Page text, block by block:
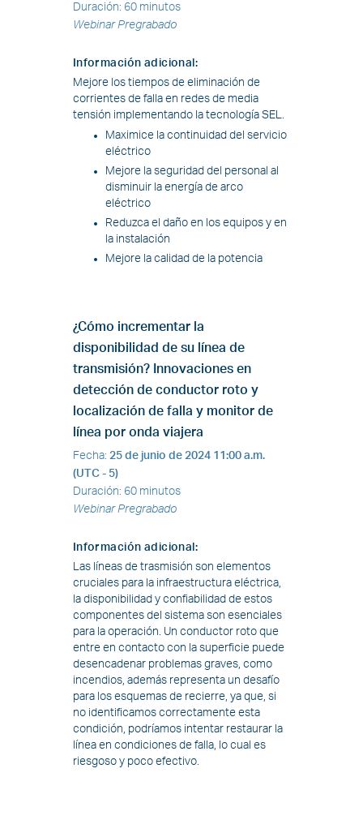
Duración: 60 minutos
Webinar Pregrabado
Información adicional :
Mejore los tiempos de eliminación de
corrientes de falla en redes de media
tensión implementando la tecnología SEL.
Maximice la continuidad del servicio
eléctrico
Mejore la seguridad del personal al
disminuir la energía de arco
eléctrico
Reduzca el daño en los equipos y en
la instalación
Mejore la calidad de la potencia
¿Cómo incrementar la
disponibilidad de su línea de
transmisión? Innovaciones en
detección de conductor roto y
localización de falla y monitor de
línea por onda viajera
Fecha: 25 de junio de 2024 11:00 a.m.
(UTC - 5)
Duración: 60 minutos
Webinar Pregrabado
Información adicional :
Las líneas de trasmisión son elementos
cruciales para la infraestructura eléctrica,
la disponibilidad y confiabilidad de estos
componentes del sistema son esenciales
para la operación. Un conductor roto que
entre en contacto con la superficie puede
desencadenar problemas graves, como
incendios, además representa un desafío
para los esquemas de recierre, ya que, si
no identificamos correctamente esta
condición, podríamos intentar restaurar la
línea en condiciones de falla, lo cual es
riesgoso y poco efectivo.